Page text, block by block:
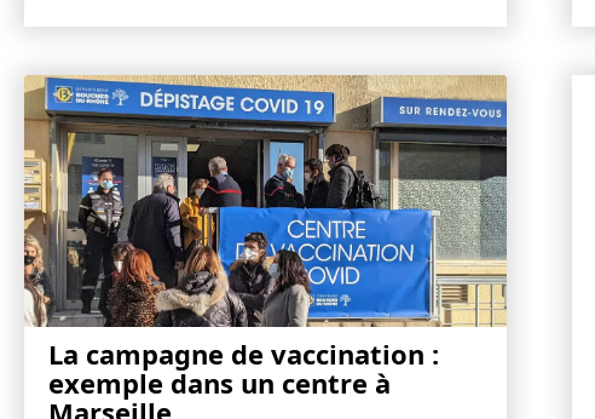
La campagne de vaccination :
exemple dans un centre à